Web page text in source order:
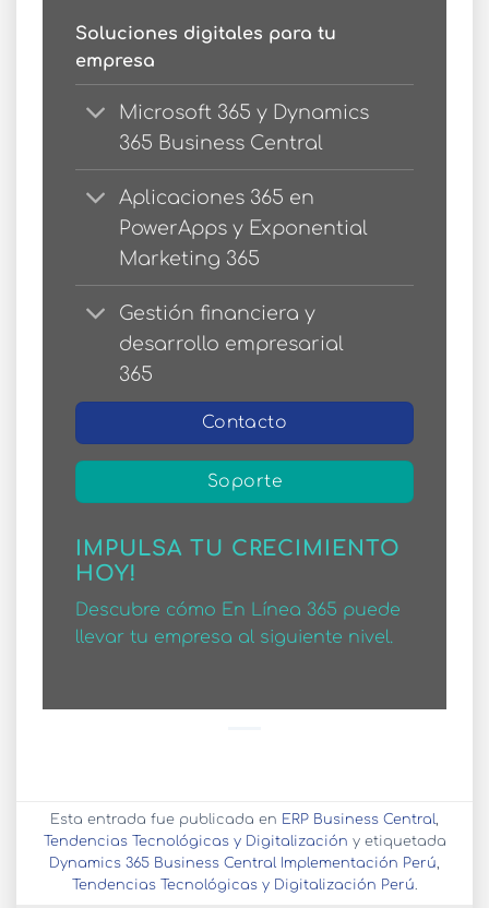
Soluciones digitales para tu
empresa
Microsoft 365 y Dynamics
365 Business Central
Aplicaciones 365 en
PowerApps y Exponential
Marketing 365
Gestión financiera y
desarrollo empresarial
365
Contacto
Soporte
IMPULSA TU CRECIMIENTO
HOY!
Descubre cómo En Línea 365 puede
llevar tu empresa al siguiente nivel.
Esta entrada fue publicada en ERP Business Central,
Tendencias Tecnológicas y Digitalización y etiquetada
Dynamics 365 Business Central Implementación Perú,
Tendencias Tecnológicas y Digitalización Perú.